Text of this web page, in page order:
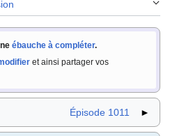
ébauche à compléter.
et ainsi partager vos
Épisode 1011 ►